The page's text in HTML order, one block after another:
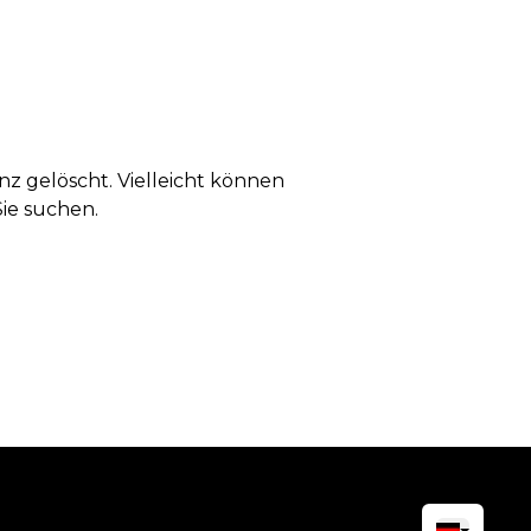
gelöscht. Vielleicht können
suchen.